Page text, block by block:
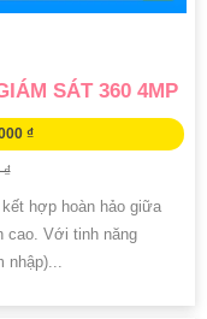
SÁT 360 4MP
₫
hợp hoàn hảo giữa
cao. Với tinh năng
nhập)...